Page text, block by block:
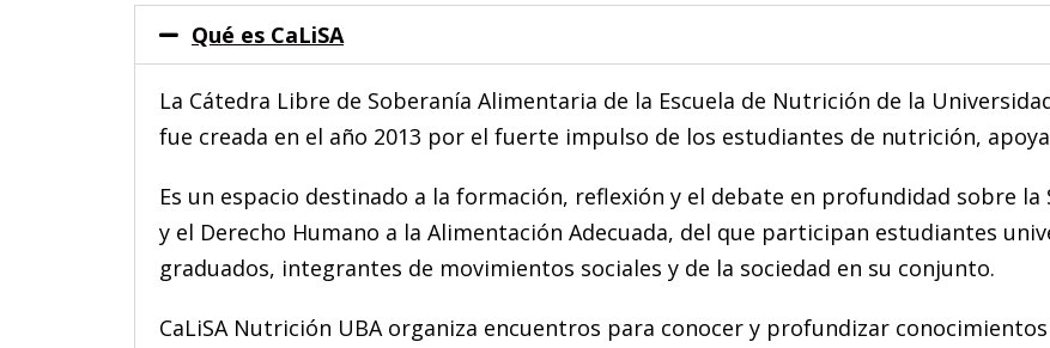
Qué es CaLiSA
La Cátedra Libre de Soberanía Alimentaria de la Escuela de Nutrición de la
fue creada en el año 2013 por el fuerte impulso de los estudiantes de nutrición,
Es un espacio destinado a la formación, reflexión y el debate en profundidad sobre
y el Derecho Humano a la Alimentación Adecuada, del que participan estudiantes
graduados, integrantes de movimientos sociales y de la sociedad en su conjunto.
CaLiSA Nutrición UBA organiza encuentros para conocer y profundizar